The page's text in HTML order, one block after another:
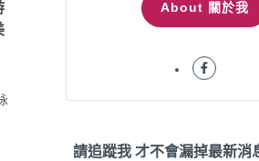
About 關於我
請追蹤我 才不會漏掉最新消